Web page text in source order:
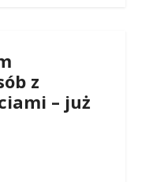
z
– już